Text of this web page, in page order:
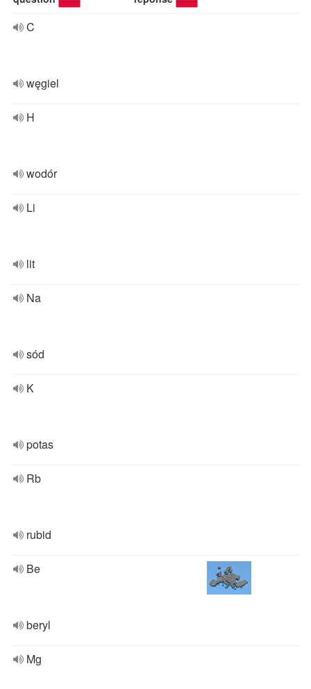
C
węgiel
H
wodór
Li
lit
Na
sód
K
potas
Rb
rubid
Be
beryl
Mg